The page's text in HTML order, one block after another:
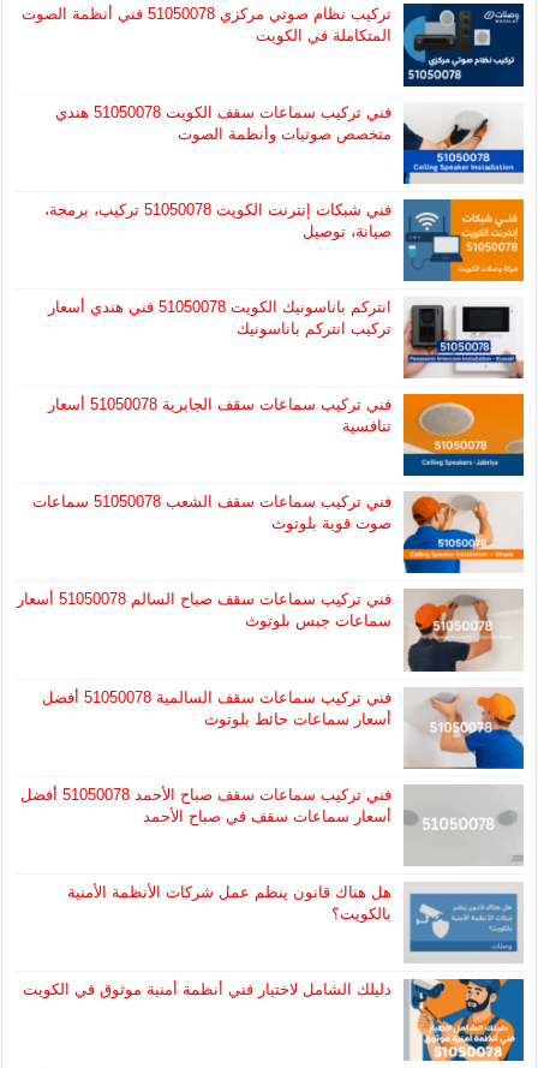
تركيب نظام صوتي مركزي 51050078 فني أنظمة الصوت
المتكاملة في الكويت
فني تركيب سماعات سقف الكويت 51050078 هندي
متخصص صوتيات وأنظمة الصوت
فني شبكات إنترنت الكويت 51050078 تركيب، برمجة،
صيانة، توصيل
انتركم باناسونيك الكويت 51050078 فني هندي أسعار
تركيب انتركم باناسونيك
فني تركيب سماعات سقف الجابرية 51050078 أسعار
تنافسية
فني تركيب سماعات سقف الشعب 51050078 سماعات
صوت قوية بلوتوث
فني تركيب سماعات سقف صباح السالم 51050078 أسعار
سماعات جبس بلوتوث
فني تركيب سماعات سقف السالمية 51050078 أفضل
أسعار سماعات حائط بلوتوث
فني تركيب سماعات سقف صباح الأحمد 51050078 أفضل
أسعار سماعات سقف في صباح الأحمد
هل هناك قانون ينظم عمل شركات الأنظمة الأمنية
بالكويت؟
دليلك الشامل لاختيار فني أنظمة أمنية موثوق في الكويت